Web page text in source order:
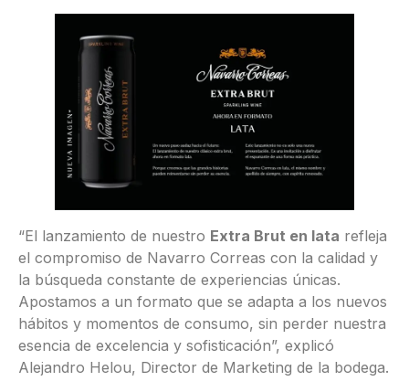
“El lanzamiento de nuestro Extra Brut en lata refleja
el compromiso de Navarro Correas con la calidad y
la búsqueda constante de experiencias únicas.
Apostamos a un formato que se adapta a los nuevos
hábitos y momentos de consumo, sin perder nuestra
esencia de excelencia y sofisticación”, explicó
Alejandro Helou, Director de Marketing de la bodega.